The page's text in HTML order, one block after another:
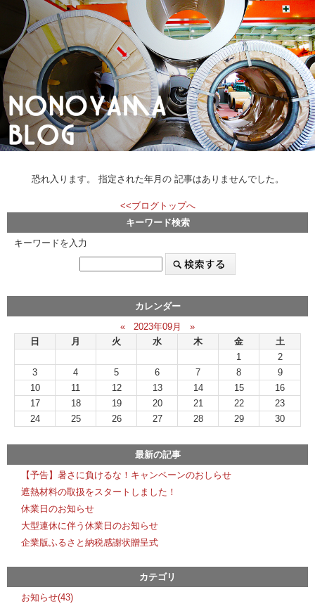
恐れ入ります。 指定された年月の 記事はありませんでした。
<<ブログトップへ
キーワード検索
キーワードを入力
カレンダー
«
2023年09月
»
日
月 火 水 木 金
土
1
2
3
4 5 6 7 8
9
10
11 12 13 14 15
16
17
18 19 20 21 22
23
24
25 26 27 28 29 30
最新の記事
【予告】暑さに負けるな！キャンペーンのおしらせ
遮熱材料の取扱をスタートしました！
休業日のお知らせ
大型連休に伴う休業日のお知らせ
企業版ふるさと納税感謝状贈呈式
カテゴリ
お知らせ(43)